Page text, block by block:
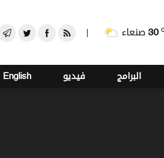
30 صنعاء
البرامج فيديو English